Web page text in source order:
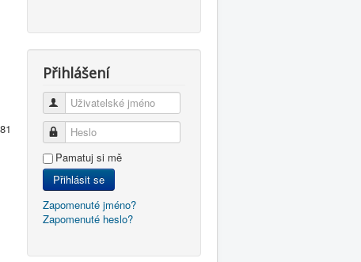
Přihlášení
Uživatelské jméno
Heslo
Pamatuj si mě
Přihlásit se
Zapomenuté jméno?
Zapomenuté heslo?